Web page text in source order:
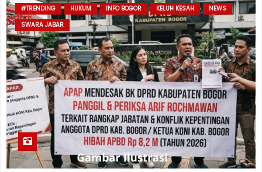
#TRENDING HUKUM INFO BOGOR KELUH KESAH
NEWS
SWARA JABAR